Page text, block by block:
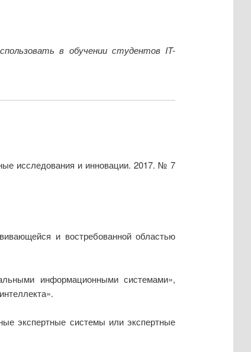
в обучении студентов IT-
исследования и инновации. 2017. № 7
и востребованной областью
информационными системами»,
экспертные системы или экспертные